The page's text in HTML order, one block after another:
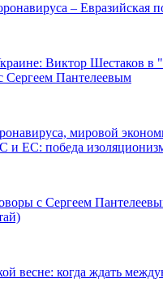
– Евразийская
Виктор Шестаков в
Сергеем Пантелеевым
мировой
и ЕС: победа
с Сергеем
весне: когда ждать